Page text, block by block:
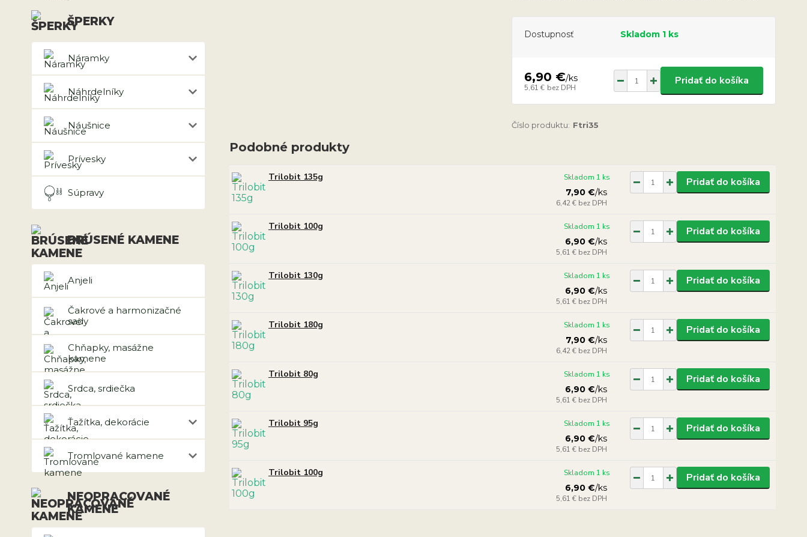
ŠPERKY
Náramky
Náhrdelníky
Náušnice
Prívesky
Súpravy
BRÚSENÉ KAMENE
Anjeli
Čakrové a harmonizačné
sady
Chňapky, masážne
kamene
Srdca, srdiečka
Ťažítka, dekorácie
Tromlované kamene
NEOPRACOVANÉ
KAMENE
Dostupnosť Skladom 1 ks
6,90 €/ks
5,61 € bez DPH
Pridať do košíka
Číslo produktu: Ftri35
Podobné produkty
Trilobit 135g
7,90 €/ks
6,42 € bez DPH
Skladom 1 ks Pridať do košíka
Trilobit 100g
6,90 €/ks
5,61 € bez DPH
Skladom 1 ks Pridať do košíka
Trilobit 130g
6,90 €/ks
5,61 € bez DPH
Skladom 1 ks Pridať do košíka
Trilobit 180g
7,90 €/ks
6,42 € bez DPH
Skladom 1 ks Pridať do košíka
Trilobit 80g
6,90 €/ks
5,61 € bez DPH
Skladom 1 ks Pridať do košíka
Trilobit 95g
6,90 €/ks
5,61 € bez DPH
Skladom 1 ks Pridať do košíka
Trilobit 100g
6,90 €/ks
5,61 € bez DPH
Skladom 1 ks Pridať do košíka